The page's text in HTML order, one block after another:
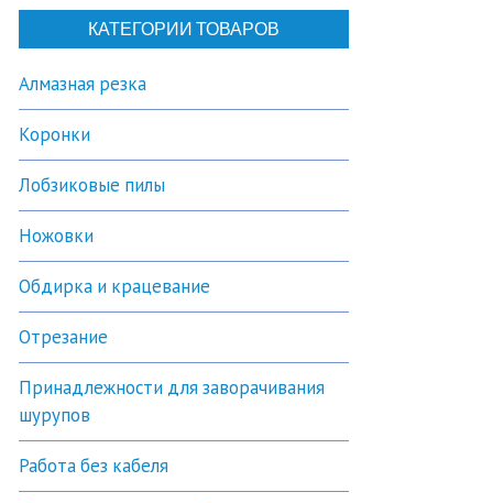
КАТЕГОРИИ ТОВАРОВ
Алмазная резка
Коронки
Лобзиковые пилы
Ножовки
Обдирка и крацевание
Отрезание
Принадлежности для заворачивания
шурупов
Работа без кабеля